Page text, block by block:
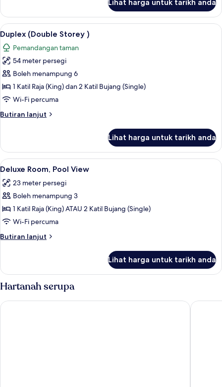
(Dinawan
Wing)
Lihat harga untuk tarikh anda
Lihat
semua
foto
untuk
Duplex
(Double
Storey
Duplex (Double Storey ) |
9
Duplex (Double Storey )
Pemandangan taman
54 meter persegi
Boleh menampung 6
1 Katil Raja (King) dan 2 Katil Bujang (Single)
Wi-Fi percuma
Butiran lanjut
Butiran
(Double
Storey
)
Lihat harga untuk tarikh anda
Lihat
semua
foto
untuk
Deluxe
Room,
Pool
View
Deluxe Room, Pool View | Bar mini,
5
Deluxe Room, Pool View
23 meter persegi
Boleh menampung 3
1 Katil Raja (King) ATAU 2 Katil Bujang (Single)
Wi-Fi percuma
Butiran lanjut
Butiran
Room,
Pool
View
Lihat harga untuk tarikh anda
Hartanah serupa
Borneo Beach Villa & Suite Gaya